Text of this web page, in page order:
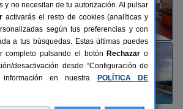
y no necesitan de tu autorización. Al pulsar
activarás el resto de cookies (analíticas y
según tus preferencias y con
a tus búsquedas. Estas últimas puedes
completo pulsando el botón Rechazar o
desactivación desde “Configuración de
información en nuestra
POLÍTICA DE